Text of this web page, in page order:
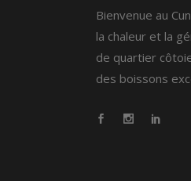
Bienvenue au
la chaleur et la
de quartier
des boissons